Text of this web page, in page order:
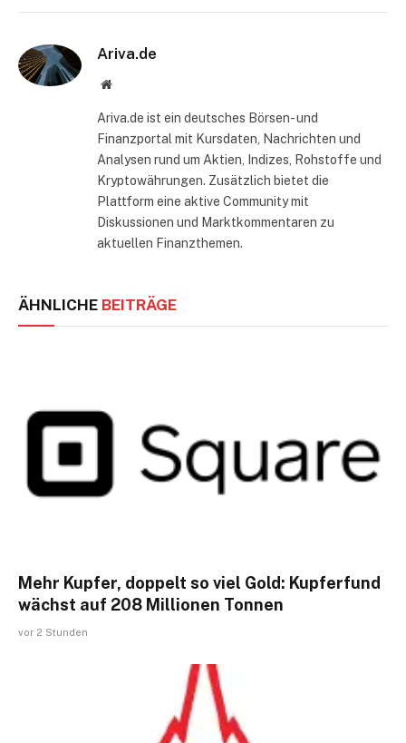
Ariva.de
Website
Ariva.de ist ein deutsches Börsen- und
Finanzportal mit Kursdaten, Nachrichten und
Analysen rund um Aktien, Indizes, Rohstoffe und
Kryptowährungen. Zusätzlich bietet die
Plattform eine aktive Community mit
Diskussionen und Marktkommentaren zu
aktuellen Finanzthemen.
ÄHNLICHE BEITRÄGE
Mehr Kupfer, doppelt so viel Gold: Kupferfund
wächst auf 208 Millionen Tonnen
vor 2 Stunden